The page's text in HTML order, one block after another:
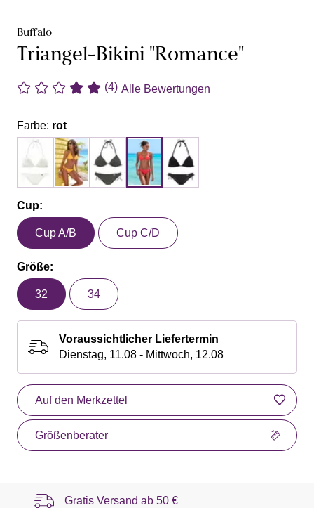
Buffalo
Triangel-Bikini "Romance"
(4) Alle Bewertungen
Farbe: rot
Cup:
Cup A/B Cup C/D
Größe:
32 34
Voraussichtlicher Liefertermin
Dienstag, 11.08 - Mittwoch, 12.08
Auf den Merkzettel
Größenberater
Gratis Versand ab 50 €